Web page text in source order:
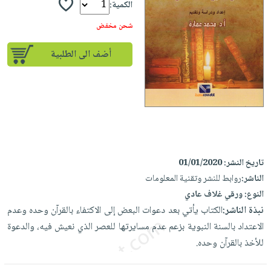
إختياراتنا
كتب
أكاديمية
صندوق
القراءة
English
iKitab
حدود
أسئلة
يتكرر
طرحها
على
Android
تحميل
iKitab
على
Apple
أسئلة
يتكرر
طرحها
تحميل
masmu3
على
Android
على
Apple
المواضيع
الأكثر
مبيعاً
إختياراتنا
وسائل
تعليمية
جوائز
تعليمية
الصحة
والعناية
الشخصية
جديد
العناية
الشخصية
العناية
وتصفيف
الشعر
العناية
والسفرة
جديد
الكل
أواني
الطهي
أدوات
متجر
الهدايا
أقسام
الكمية:
شحن مخفض
أضف الى الطلبية
تاريخ النشر:01/01/2020
الناشر:روابط للنشر وتقنية المعلومات
النوع:ورقي غلاف عادي
نبذة الناشر:الكتاب يأتي بعد دعوات البعض إلى الاكتفاء بالقرآن وحده وعدم
الاعتداد بالسنة النبوية بزعم عدم مسايرتها للعصر الذي نعيش فيه، والدعوة
للأخذ بالقرآن وحده.